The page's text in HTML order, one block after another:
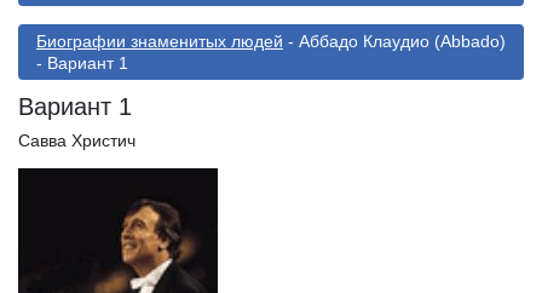
Биографии знаменитых людей - Аббадо Клаудио (Abbado)
- Вариант 1
Вариант 1
Савва Христич